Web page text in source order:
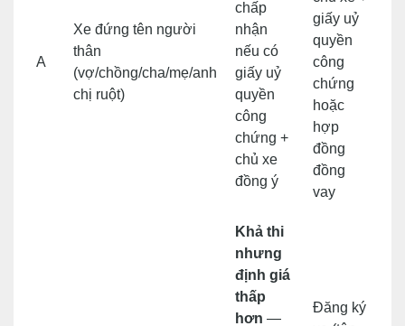
A
Xe đứng tên người
thân
(vợ/chồng/cha/mẹ/anh
chị ruột)
chấp
nhận
nếu có
giấy uỷ
quyền
công
chứng +
chủ xe
đồng ý
giấy uỷ
quyền
công
chứng
hoặc
hợp
đồng
đồng
vay
Khả thi
nhưng
định giá
thấp
hơn —
Đăng ký